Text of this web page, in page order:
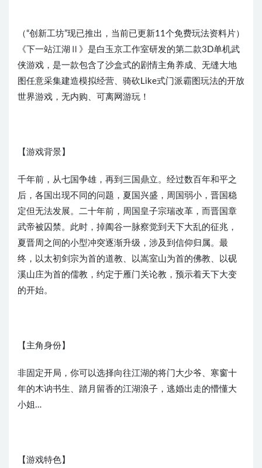
（“创新工坊”现已推出，当前已更新11个免费玩法资料片）
《下一站江湖Ⅱ》是白玉京工作室研发的第二款3D单机武
侠游戏，是一款包含了沙盒式的剧情主角养成、无缝大地
图任意采集建造模拟经营、骑砍Like式门派霸图玩法的开放
世界游戏，无内购、可离网游玩！
【游戏背景】
千年前，从七国争雄，再到三国鼎立。经过数百年和平之
后，各国出现不同的问题，夏国兴盛，周国弱小，晋国稳
定但无法发展。二十年前，周国皇子宗瑞改革，而晋国章
武帝被囚禁。此时，掉阖谷一脉察觉到天下大乱的征兆，
夏晋周之间的小型冲突逐渐升级，涉及到信仰归属。最
终，以太初剑宗为首的道教、以嵩室山为首的佛教、以砚
溪山庄为首的儒教，约定于雁门关论教，预示着天下大变
的开始。
【主角身份】
非固定开局，你可以选择向往江湖的将门大少爷、寒窗十
年的木讷书生、踏月留香的江湖浪子，逃婚出走的懵懂大
小姐…
【游戏特色】